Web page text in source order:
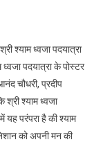
श्याम ध्वजा पदयात्रा
पदयात्रा के पोस्टर
चौधरी, प्रदीप
श्री श्याम ध्वजा
यह परंपरा है की श्याम
को अपनी मन की